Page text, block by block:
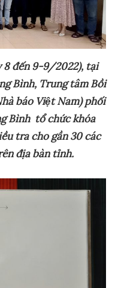
8 đến 9-9/2022), tại
Bình, Trung tâm Bồi
báo Việt Nam) phối
Bình tổ chức khóa
tra cho gần 30 các
địa bàn tỉnh.